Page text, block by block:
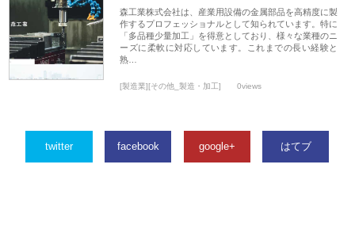
森工業株式会社は、産業用設備の金属部品を高精度に製
作するプロフェッショナルとして知られています。特に
「多品種少量加工」を得意としており、様々な業種のニ
ーズに柔軟に対応しています。これまでの長い経験と
熟…
[製造業][その他_製造・加工] 0views
twitter facebook google+ はてブ